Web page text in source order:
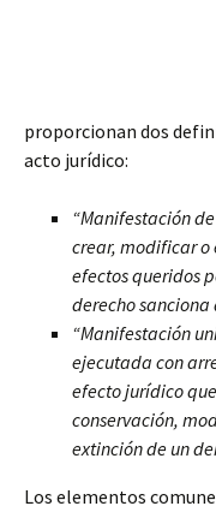
proporcionan dos
acto jurídico:
“Manifestación
crear, modificar o
efectos queridos
derecho sanciona
“Manifestación
ejecutada con
efecto jurídico
conservación,
extinción de un
Los elementos